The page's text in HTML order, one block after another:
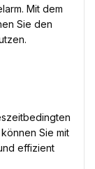
Mit dem
Sie den
Sie mit
effizient